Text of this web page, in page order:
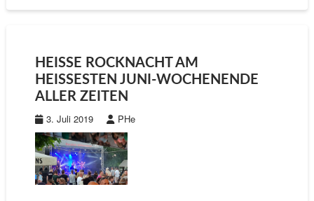
HEISSE ROCKNACHT AM H
EISSESTEN JUNI-WOCHENENDE AL
LER ZEITEN
3. Juli 2019 PHe